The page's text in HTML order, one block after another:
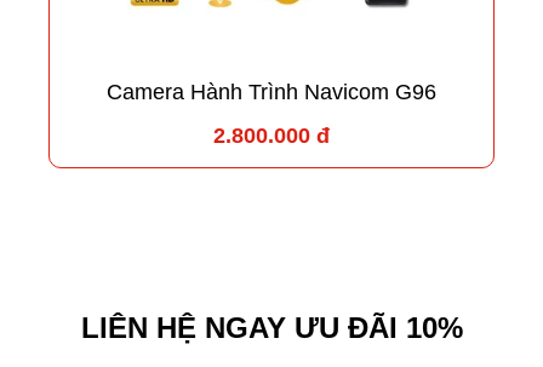
Camera Hành Trình Navicom G96
2.800.000 đ
LIÊN HỆ NGAY ƯU ĐÃI 10%